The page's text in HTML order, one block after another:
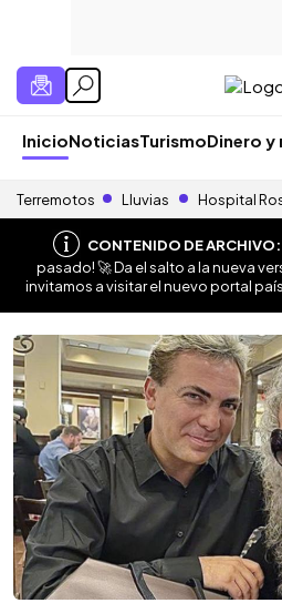
InicioNoticiasTurismoDinero
Terremotos Lluvias Hospital
CONTENIDO DE ARCHIVO:
pasado! 🚀 Da el salto a la nueva
invitamos a visitar el nuevo portal